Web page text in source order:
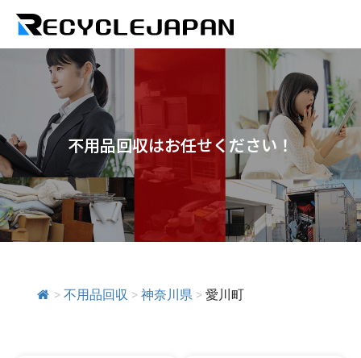
不用品回収はお任せください！
> 不用品回収 > 神奈川県 > 愛川町